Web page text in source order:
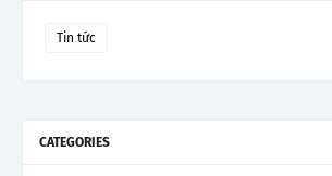
Tin tức
CATEGORIES